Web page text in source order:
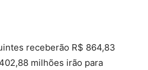
receberão R$ 864,83
milhões irão para